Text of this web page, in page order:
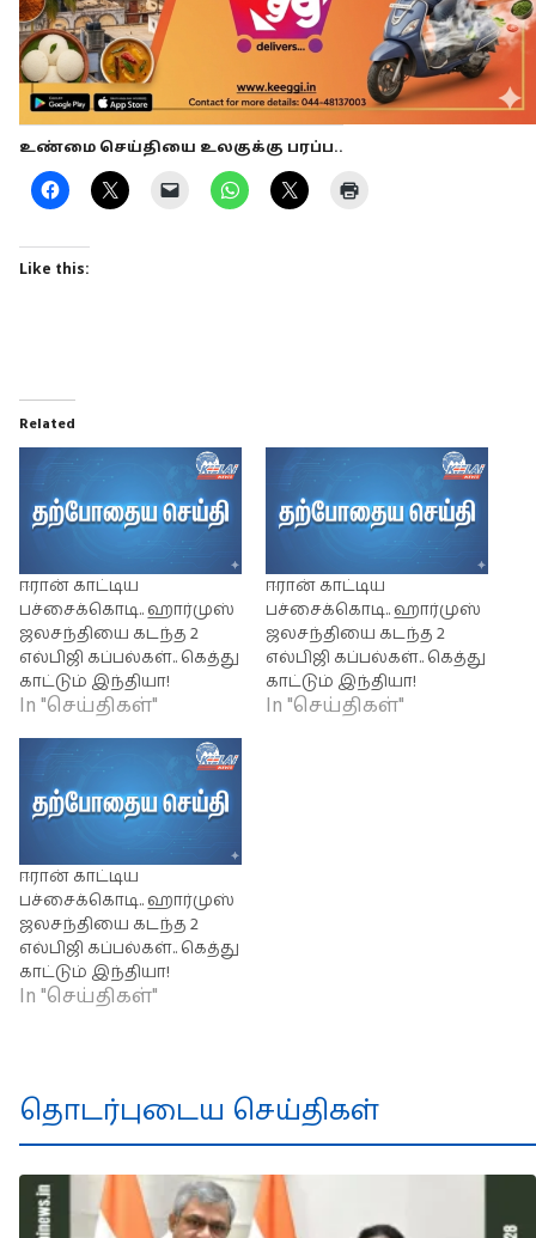
உண்மை செய்தியை உலகுக்கு பரப்ப..
Like this:
Related
ஈரான் காட்டிய
பச்சைக்கொடி.. ஹார்முஸ்
ஜலசந்தியை கடந்த 2
எல்பிஜி கப்பல்கள்.. கெத்து
காட்டும் இந்தியா!
In "செய்திகள்"
ஈரான் காட்டிய
பச்சைக்கொடி.. ஹார்முஸ்
ஜலசந்தியை கடந்த 2
எல்பிஜி கப்பல்கள்.. கெத்து
காட்டும் இந்தியா!
In "செய்திகள்"
ஈரான் காட்டிய
பச்சைக்கொடி.. ஹார்முஸ்
ஜலசந்தியை கடந்த 2
எல்பிஜி கப்பல்கள்.. கெத்து
காட்டும் இந்தியா!
In "செய்திகள்"
தொடர்புடைய செய்திகள்